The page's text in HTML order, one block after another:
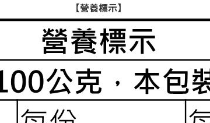
【營養標示】